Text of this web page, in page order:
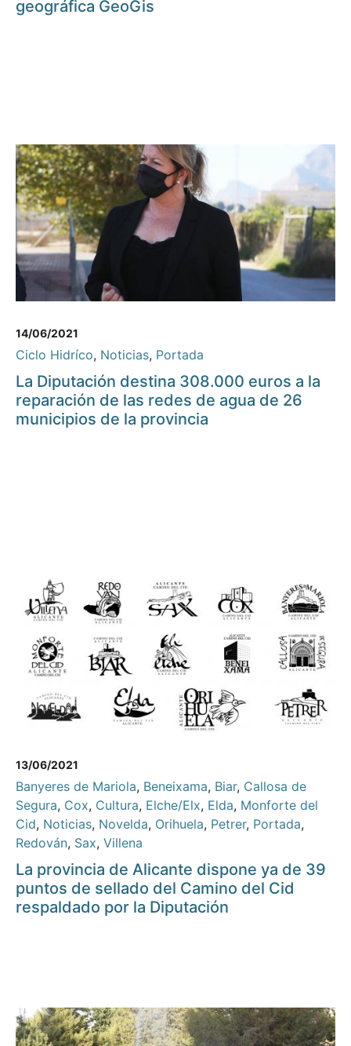
geográfica GeoGis
14/06/2021
Ciclo Hidríco, Noticias, Portada
La Diputación destina 308.000 euros a la
reparación de las redes de agua de 26
municipios de la provincia
13/06/2021
Banyeres de Mariola, Beneixama, Biar, Callosa de
Segura, Cox, Cultura, Elche/Elx, Elda, Monforte del
Cid, Noticias, Novelda, Orihuela, Petrer, Portada,
Redován, Sax, Villena
La provincia de Alicante dispone ya de 39
puntos de sellado del Camino del Cid
respaldado por la Diputación